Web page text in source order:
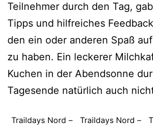
Teilnehmer durch den Tag,
Tipps und hilfreiches
den ein oder anderen Spaß
zu haben. Ein leckerer
Kuchen in der Abendsonne
Tagesende natürlich auch
Traildays Nord –
Traildays Nord –